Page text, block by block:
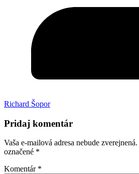
Richard Šopor
Pridaj komentár
Vaša e-mailová adresa nebude zverejnená.
označené *
Komentár *